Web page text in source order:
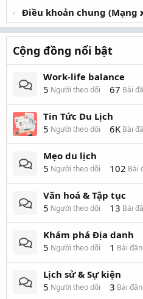
Điều khoản chung (Mạng
Cộng đồng nổi bật
Work-life balance
5 Người theo dõi 67 Bài
Tin Tức Du Lịch
5 Người theo dõi 6K Bài
Mẹo du lịch
5 Người theo dõi 102 Bài
Văn hoá & Tập tục
5 Người theo dõi 13 Bài
Khám phá Địa danh
5 Người theo dõi 1 Bài
Lịch sử & Sự kiện
5 Người theo dõi 3 Bài